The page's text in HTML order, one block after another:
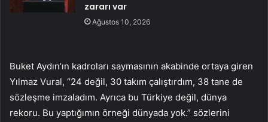
zararı var
Ağustos 10, 2026
Buket Aydın’ın kadroları saymasının akabinde ortaya giren
Yılmaz Vural, “24 değil, 30 takım çalıştırdım, 38 tane de
sözleşme imzaladım. Ayrıca bu Türkiye değil, dünya
rekoru. Bu yaptığımın örneği dünyada yok.” sözlerini